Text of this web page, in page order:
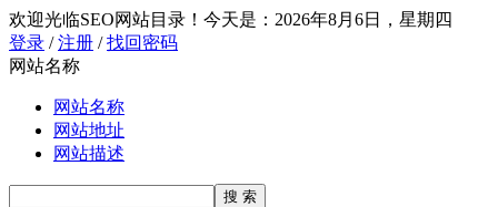
欢迎光临SEO网站目录！ 今天是：2026年8月6日，星期四
登录 /注册 /找回密码
网站名称
网站名称
网站地址
网站描述